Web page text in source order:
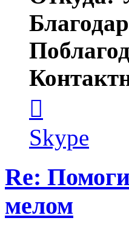
пользователя
АлиБаба
Skype
Re:
мелом